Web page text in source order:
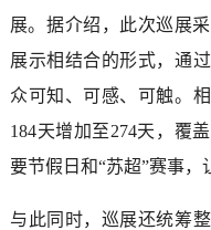
展。据介绍，此次巡展
展示相结合的形式，通
众可知、可感、可触。
184天增加至274天，覆
要节假日和“苏超”赛事，
与此同时，巡展还统筹